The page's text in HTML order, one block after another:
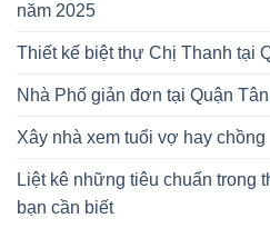
năm 2025
Thiết kế biệt thự Chị Thanh tại
Nhà Phố giản đơn tại Quận
Xây nhà xem tuổi vợ hay chồng
Liệt kê những tiêu chuẩn trong
bạn cần biết